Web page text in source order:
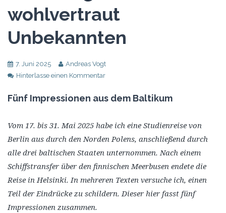
wohlvertraut
Unbekannten
7. Juni 2025
Andreas Vogt
Hinterlasse einen Kommentar
Fünf Impressionen aus dem Baltikum
Vom 17. bis 31. Mai 2025 habe ich eine Studienreise von
Berlin aus durch den Norden Polens, anschließend durch
alle drei baltischen Staaten unternommen. Nach einem
Schiffstransfer über den finnischen Meerbusen endete die
Reise in Helsinki. In mehreren Texten versuche ich, einen
Teil der Eindrücke zu schildern. Dieser hier fasst fünf
Impressionen zusammen.